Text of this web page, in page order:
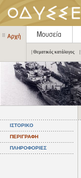
| Θεματικός κατάλογος
ΙΣΤΟΡΙΚΟ
ΠΕΡΙΓΡΑΦΗ
ΠΛΗΡΟΦΟΡΙΕΣ